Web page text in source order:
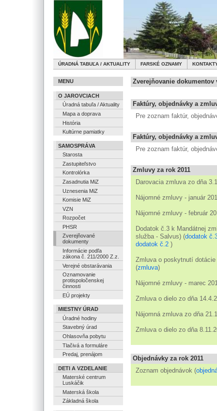
ÚRADNÁ TABUĽA / AKTUALITY FARSKÉ OZNAMY
MENU
O JAROVCIACH
Úradná tabuľa / Aktuality
Mapa a doprava
História
Kultúrne pamiatky
SAMOSPRÁVA
Starosta
Zastupiteľstvo
Kontrolórka
Zasadnutia MiZ
Uznesenia MiZ
Komisie MiZ
VZN
Rozpočet
PHSR
Zverejňované
dokumenty
Informácie podľa
zákona č. 211/2000 Z.z.
Verejné obstarávania
Oznamovanie
protispoločenskej
činnosti
EÚ projekty
MIESTNY ÚRAD
Úradné hodiny
Stavebný úrad
Ohlasovňa pobytu
Tlačivá a formuláre
Predaj, prenájom
DETI A VZDELANIE
Materské centrum
Luskáčik
Materská škola
Základná škola
Zverejňovanie dokumentov
Faktúry, objednávky a
Pre zoznam faktúr,
Faktúry, objednávky a
Pre zoznam faktúr,
Zmluvy za rok 2011
Darovacia zmluva zo dňa
Nájomné zmluvy - január
Nájomné zmluvy - február
Dodatok č.3 k Mandátnej
služba - Salvus) (dodatok
dodatok č.2)
Zmluva o poskytnutí
(zmluva)
Nájomné zmluvy - marec
Zmluva o dielo zo dňa
Nájomná zmluva zo dňa
Zmluva o dielo zo dňa
Objednávky za rok 2011
Zoznam objednávok (